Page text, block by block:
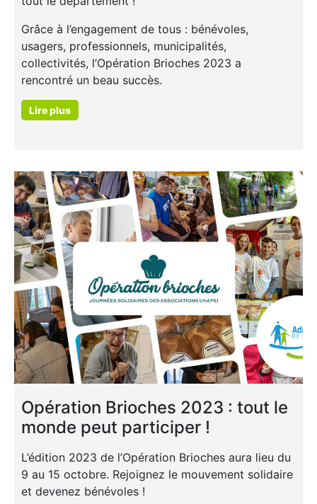
Grâce à l’engagement de tous : bénévoles,
usagers, professionnels, municipalités,
collectivités, l’Opération Brioches 2023 a
rencontré un beau succès.
Lire plus
Opération Brioches 2023 : tout le
monde peut participer !
L’édition 2023 de l’Opération Brioches aura lieu du
9 au 15 octobre. Rejoignez le mouvement solidaire
et devenez bénévoles !